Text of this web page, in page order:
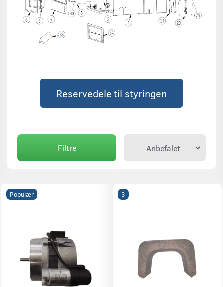
Reservedele til styringen
Filtre
Populær 3